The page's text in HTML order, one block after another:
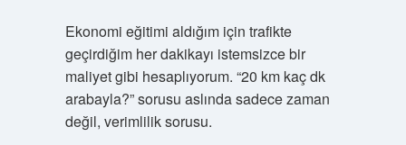
Ekonomi eğitimi aldığım için trafikte
geçirdiğim her dakikayı istemsizce bir
maliyet gibi hesaplıyorum. “20 km kaç dk
arabayla?” sorusu aslında sadece zaman
değil, verimlilik sorusu.